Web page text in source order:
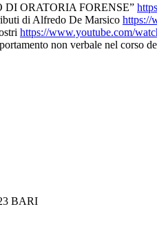
DI ORATORIA FORENSE”
di Alfredo De Marsico https://
https://www.youtube.com/
non verbale nel corso
BARI